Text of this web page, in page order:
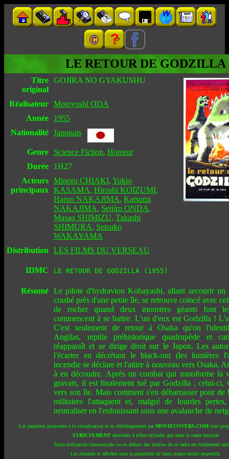
LE RETOUR DE GODZILLA
Titre
original
GOJIRA NO GYAKUSHU
Réalisateur Motoyoshi ODA
Année
1955
Nationalité Japonais
Genre Science Fiction, Horreur
Durée
1H27
Acteurs
principaux
Minoru CHIAKI, Yukio
KASAMA, Hiroshi KOIZUMI,
Haruo NAKAJIMA, Katsumi
NAKAJIMA, Seijiro ONDA,
Masao SHIMIZU, Takashi
SHIMURA, Setsuko
WAKAYAMA
Distribution
LES FILMS DU VERSEAU
IDMC LE RETOUR DE GODZILLA (1955)
Résumé Le pilote d'hydravion Kobayashi, allant secourir un
crashé près d'une petite île, se retrouve coincé avec
de rocher quand deux monstres géants font
commencent à se battre. L'un d'eux est Godzilla !
C'est seulement de retour à Osaka qu'on
Angilas, reptile préhistorique quadrupède et
réapparaît et se dirige droit sur le Japon. Les
l'écarter en décrétant le black-out (les lumières
incendie se déclare et l'attire à nouveau vers Osaka.
à en découdre. Après un combat qui transforme la
gravats, il est finalement tué par Godzilla ; celui-ci,
vers son île. Mais comment s'en débarrasser pour de
militaires l'attaquent et, malgré de lourdes
neutraliser en l'enfouissant sous une avalanche de
Les jaquettes proposées à la visualisation et en téléchargement parMOVIECOVERS.COM sont
STRICTEMENT destinées à n'être utilisées que dans le cadre familial
Toute utilisation commerciale ou en dehors des limites de ce cadre est totalement
Les résumés et affiches sont la propriétés de leurs ayants-droits respectifs.